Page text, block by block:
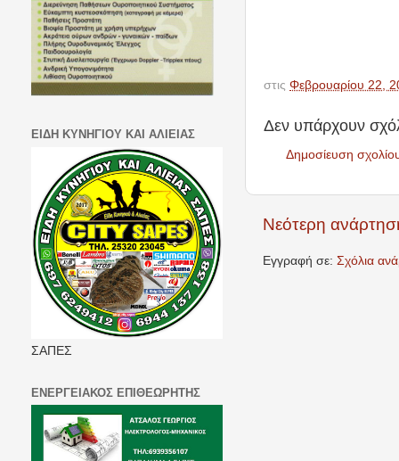
στις Φεβρουαρίου 22,
Δεν υπάρχουν
Δημοσίευση
Νεότερη
Εγγραφή σε: Σχόλια
ΕΙΔΗ ΚΥΝΗΓΙΟΥ ΚΑΙ ΑΛΙΕΙΑΣ
ΣΑΠΕΣ
ΕΝΕΡΓΕΙΑΚΟΣ ΕΠΙΘΕΩΡΗΤΗΣ